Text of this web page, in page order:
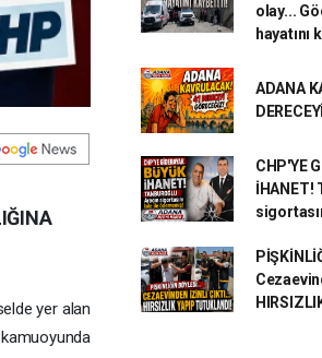
yer alan
olay...
hayatını
ADANA
CHP'YE
İHANET!